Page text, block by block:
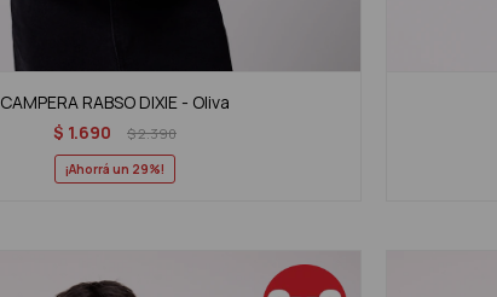
CAMPERA RABSO DIXIE - Oliva
$ 1.690 $2.390
29